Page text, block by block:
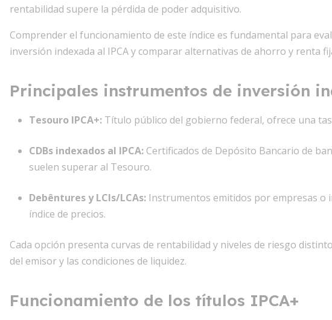
rentabilidad supere la pérdida de poder adquisitivo.
Comprender el funcionamiento de este índice es fundamental para
inversión indexada al IPCA y comparar alternativas de ahorro y renta
Principales instrumentos de inversión
Tesouro IPCA+: Título público del gobierno federal, ofrece una
CDBs indexados al IPCA: Certificados de Depósito Bancario de
suelen superar al Tesouro.
Debêntures y LCIs/LCAs: Instrumentos emitidos por empresas o
índice de precios.
Cada opción presenta curvas de rentabilidad y niveles de riesgo
del emisor y las condiciones de liquidez.
Funcionamiento de los títulos IPCA+